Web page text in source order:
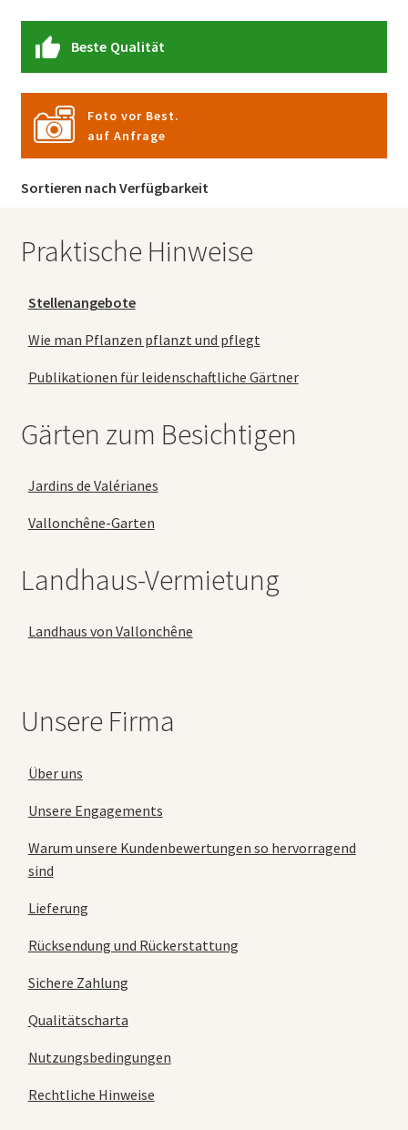
Beste Qualität
Foto vor Best.
auf Anfrage
Sortieren nach Verfügbarkeit
Praktische Hinweise
Stellenangebote
Wie man Pflanzen pflanzt und pflegt
Publikationen für leidenschaftliche Gärtner
Gärten zum Besichtigen
Jardins de Valérianes
Vallonchêne-Garten
Landhaus-Vermietung
Landhaus von Vallonchêne
Unsere Firma
Über uns
Unsere Engagements
Warum unsere Kundenbewertungen so hervorragend
sind
Lieferung
Rücksendung und Rückerstattung
Sichere Zahlung
Qualitätscharta
Nutzungsbedingungen
Rechtliche Hinweise